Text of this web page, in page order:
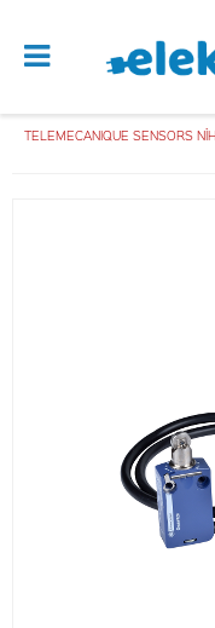
TELEMECANIQUE SENSORS